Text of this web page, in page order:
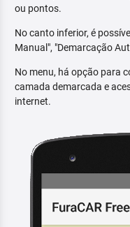
ou pontos.
No canto inferior, é
Manual", "Demarcação
No menu, há opção para
camada demarcada e
internet.